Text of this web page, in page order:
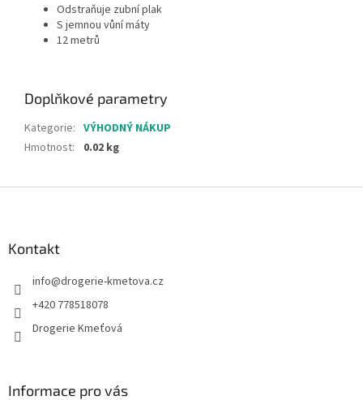
Odstraňuje zubní plak
S jemnou vůní máty
12 metrů
Doplňkové parametry
Kategorie: VÝHODNÝ NÁKUP
Hmotnost: 0.02 kg
Kontakt
info@drogerie-kmetova.cz
+420 778518078
Drogerie Kmeťová
Informace pro vás